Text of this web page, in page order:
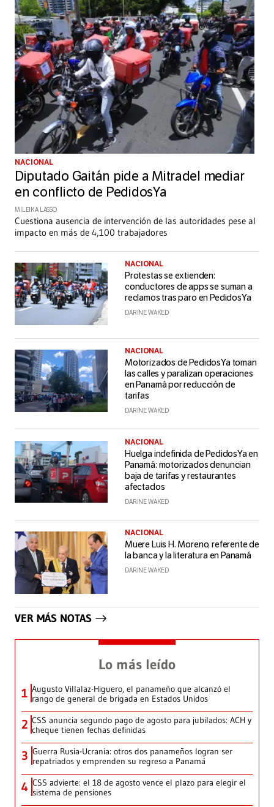
NACIONAL
Diputado Gaitán pide a Mitradel mediar
en conflicto de PedidosYa
MILEIKA LASSO
Cuestiona ausencia de intervención de las autoridades pese al
impacto en más de 4,100 trabajadores
NACIONAL
Protestas se extienden:
conductores de apps se suman a
reclamos tras paro en PedidosYa
DARINE WAKED
NACIONAL
Motorizados de PedidosYa toman
las calles y paralizan operaciones
en Panamá por reducción de
tarifas
DARINE WAKED
NACIONAL
Huelga indefinida de PedidosYa en
Panamá: motorizados denuncian
baja de tarifas y restaurantes
afectados
DARINE WAKED
NACIONAL
Muere Luis H. Moreno, referente de
la banca y la literatura en Panamá
DARINE WAKED
VER MÁS NOTAS
Lo más leído
1 Augusto Villalaz-Higuero, el panameño que alcanzó el
rango de general de brigada en Estados Unidos
2 CSS anuncia segundo pago de agosto para jubilados: ACH y
cheque tienen fechas definidas
3 Guerra Rusia-Ucrania: otros dos panameños logran ser
repatriados y emprenden su regreso a Panamá
4 CSS advierte: el 18 de agosto vence el plazo para elegir el
sistema de pensiones